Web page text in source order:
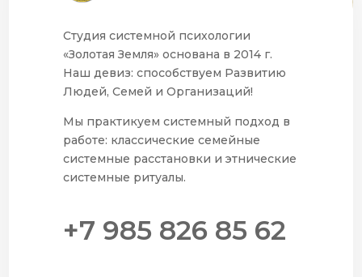
Студия системной психологии
«Золотая Земля» основана в 2014 г.
Наш девиз: способствуем Развитию
Людей, Семей и Организаций!
Мы практикуем системный подход в
работе: классические семейные
системные расстановки и этнические
системные ритуалы.
+7 985 826 85 62